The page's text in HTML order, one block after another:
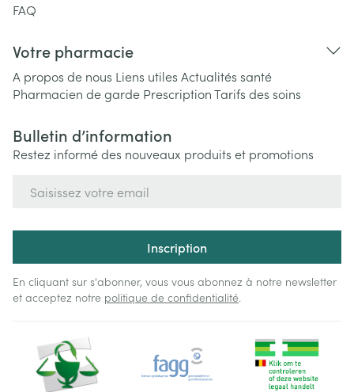
FAQ
Votre pharmacie
A propos de nous Liens utiles Actualités santé
Pharmacien de garde PrescriptionTarifs des soins
Bulletin d’information
Restez informé des nouveaux produits et promotions
Inscription
En cliquant sur s'abonner, vous vous abonnez à notre newsletter
et acceptez notre politique de confidentialité.